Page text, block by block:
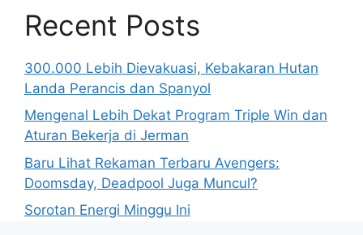
Recent Posts
300.000 Lebih Dievakuasi, Kebakaran Hutan
Landa Perancis dan Spanyol
Mengenal Lebih Dekat Program Triple Win dan
Aturan Bekerja di Jerman
Baru Lihat Rekaman Terbaru Avengers:
Doomsday, Deadpool Juga Muncul?
Sorotan Energi Minggu Ini